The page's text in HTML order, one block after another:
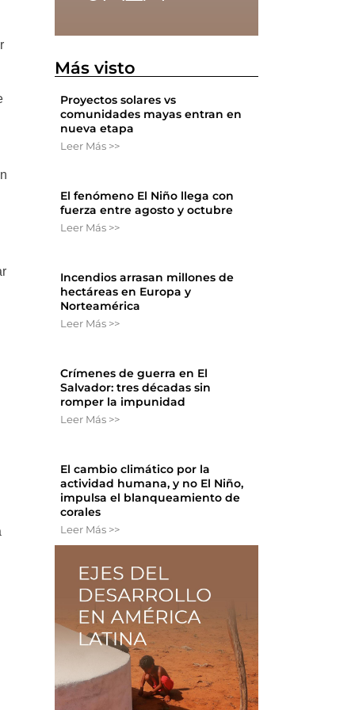
Más visto
Proyectos solares vs
comunidades mayas entran en
nueva etapa
Leer Más >>
El fenómeno El Niño llega con
fuerza entre agosto y octubre
Leer Más >>
Incendios arrasan millones de
hectáreas en Europa y
Norteamérica
Leer Más >>
Crímenes de guerra en El
Salvador: tres décadas sin
romper la impunidad
Leer Más >>
El cambio climático por la
actividad humana, y no El Niño,
impulsa el blanqueamiento de
corales
Leer Más >>